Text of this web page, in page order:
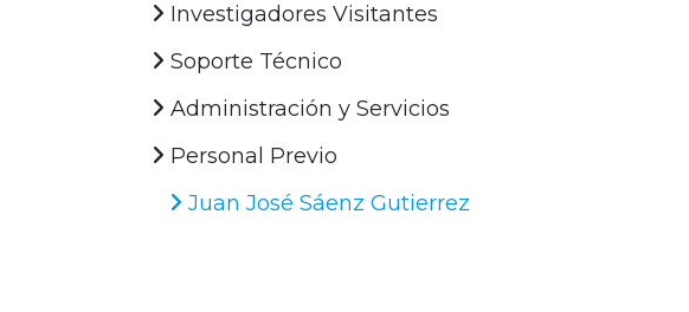
Investigadores Visitantes
Soporte Técnico
Administración y Servicios
Personal Previo
Juan José Sáenz Gutierrez